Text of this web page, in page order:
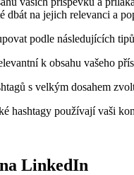
dbát na jejich relevanci a
podle následujících
k obsahu vašeho
s velkým dosahem
hashtagy používají vaši
LinkedIn